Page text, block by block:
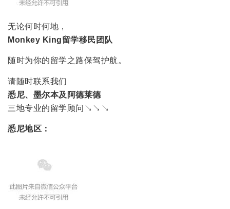
无论何时何地，
Monkey King留学移民团队
随时为你的留学之路保驾护航。
请随时联系我们
悉尼、墨尔本及阿德莱德
三地专业的留学顾问↘↘↘
悉尼地区：